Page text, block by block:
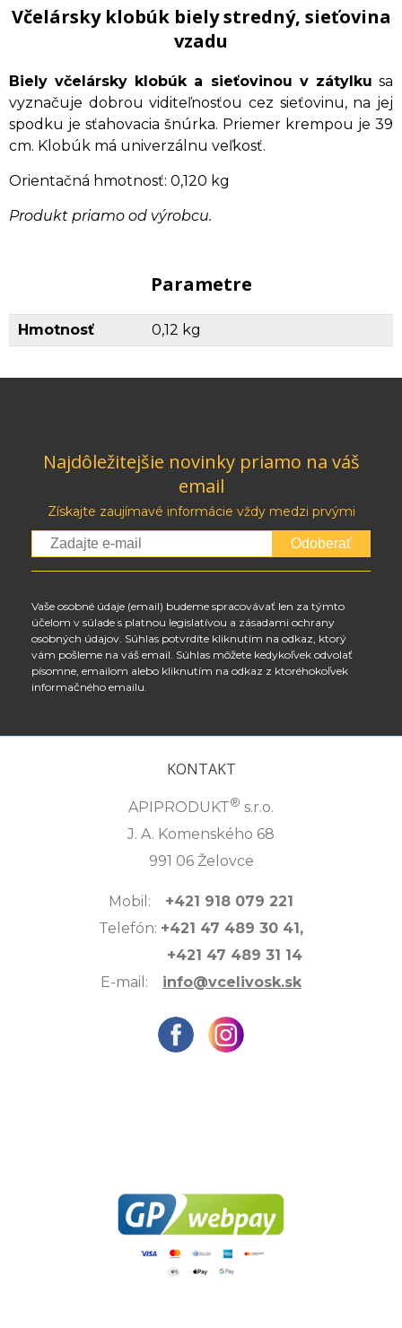
Včelársky klobúk biely stredný, sieťovina
vzadu
Biely včelársky klobúk a sieťovinou v zátylku sa
vyznačuje dobrou viditeľnosťou cez sieťovinu, na jej
spodku je sťahovacia šnúrka. Priemer krempou je 39
cm. Klobúk má univerzálnu veľkosť.
Orientačná hmotnosť: 0,120 kg
Produkt priamo od výrobcu.
Parametre
Hmotnosť 0,12 kg
Najdôležitejšie novinky priamo na váš
email
Získajte zaujímavé informácie vždy medzi prvými
Odoberať
Vaše osobné údaje (email) budeme spracovávať len za týmto
účelom v súlade s platnou legislatívou a zásadami ochrany
osobných údajov. Súhlas potvrdíte kliknutím na odkaz, ktorý
vám pošleme na váš email. Súhlas môžete kedykoľvek odvolať
písomne, emailom alebo kliknutím na odkaz z ktoréhokoľvek
informačného emailu.
KONTAKT
APIPRODUKT® s.r.o.
J. A. Komenského 68
991 06 Želovce
Mobil: +421 918 079 221
Telefón: +421 47 489 30 41,
+421 47 489 31 14
E-mail: info@vcelivosk.sk